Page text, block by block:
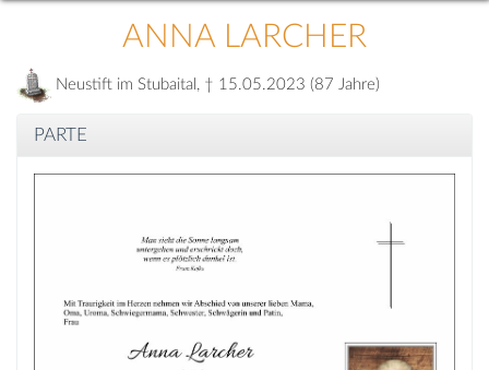
ANNA LARCHER
Neustift im Stubaital, † 15.05.2023 (87 Jahre)
PARTE